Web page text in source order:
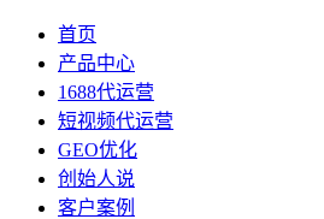
首页
产品中心
1688代运营
短视频代运营
GEO优化
创始人说
客户案例